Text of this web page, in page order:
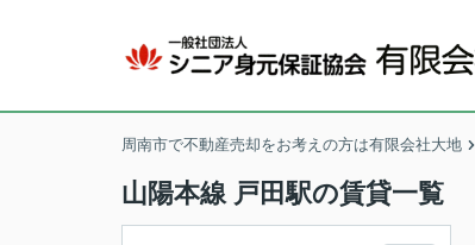
周南市で不動産売却をお考えの方は有限会社大地
山陽本線 戸田駅の賃貸一覧